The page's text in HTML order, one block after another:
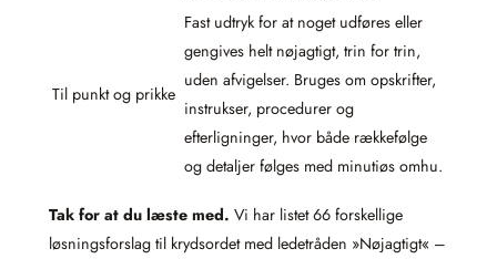
Til punkt og prikke
Fast udtryk for at noget udføres eller
gengives helt nøjagtigt, trin for trin,
uden afvigelser. Bruges om opskrifter,
instrukser, procedurer og
efterligninger, hvor både rækkefølge
og detaljer følges med minutiøs omhu.
Tak for at du læste med. Vi har listet 66 forskellige
løsningsforslag til krydsordet med ledetråden »Nøjagtigt« –